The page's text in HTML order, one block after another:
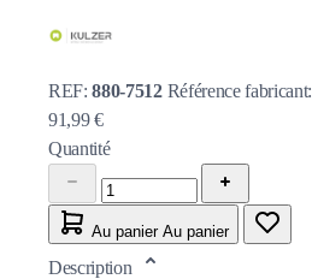
REF:880-7512 Référence fabricant:
91,99 €
Quantité
Au panier Au panier
Description